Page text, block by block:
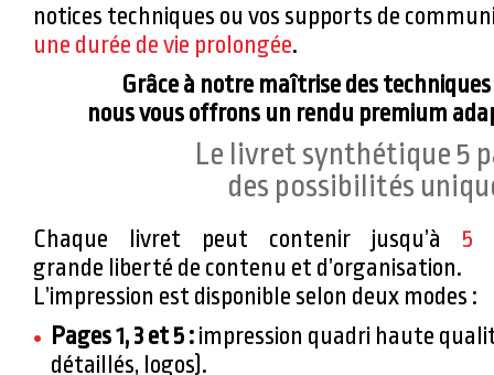
notices techniques ou vos supports de
une durée de vie prolongée.
Grâce à notre maîtrise des techniques
nous vous offrons un rendu premium
Le livret synthétique 5
des possibilités
Chaque livret peut contenir jusqu’à 5
grande liberté de contenu et d’organisation.
L’impression est disponible selon deux modes :
Pages 1, 3 et 5 : impression quadri haute
détaillés, logos).